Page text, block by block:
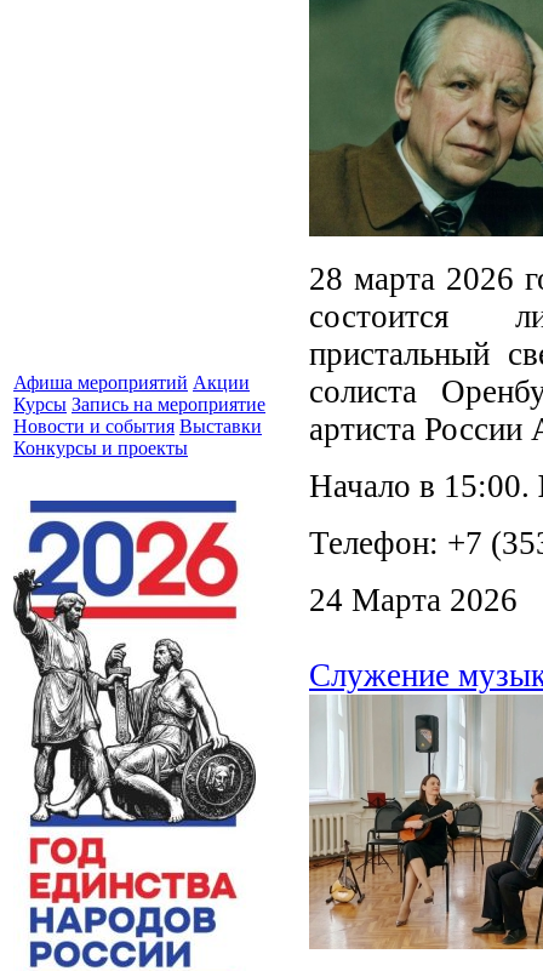
Афиша мероприятий Акции
Курсы Запись на мероприятие
Новости и события Выставки
Конкурсы и проекты
28 марта 2026
состоится
пристальный
солиста
артиста
Начало в 15:00.
Телефон: +7
24 Марта 2026
Служение